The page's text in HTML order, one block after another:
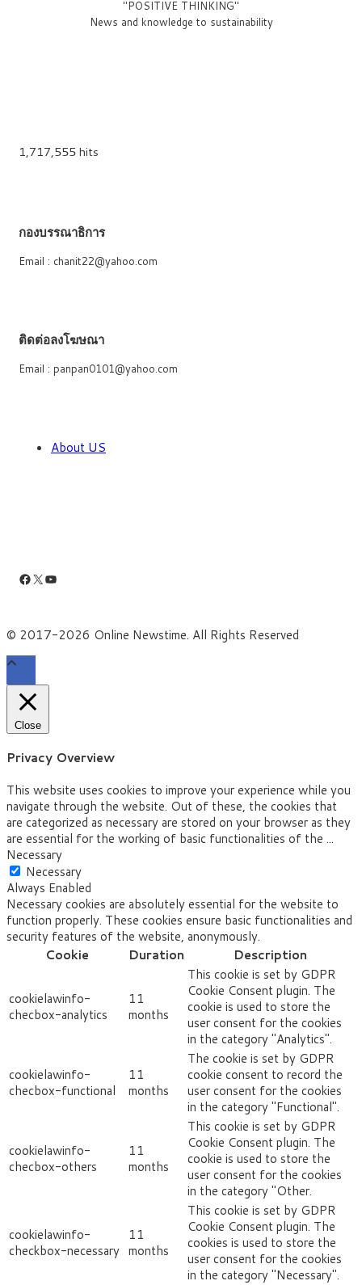
"POSITIVE THINKING"
News and knowledge to sustainability
1,717,555 hits
กองบรรณาธิการ
Email : chanit22@yahoo.com
ติดต่อลงโฆษณา
Email : panpan0101@yahoo.com
About US
Facebook
X YouTube
© 2017-2026 Online Newstime. All Rights Reserved
Close
Privacy Overview
This website uses cookies to improve your experience while you
navigate through the website. Out of these, the cookies that
are categorized as necessary are stored on your browser as they
are essential for the working of basic functionalities of the ...
Necessary
Necessary
Always Enabled
Necessary cookies are absolutely essential for the website to
function properly. These cookies ensure basic functionalities and
security features of the website, anonymously.
Cookie
Duration Description
cookielawinfo-
checbox-analytics
11
months
This cookie is set by GDPR
Cookie Consent plugin. The
cookie is used to store the
user consent for the cookies
in the category "Analytics".
cookielawinfo-
checbox-functional
11
months
The cookie is set by GDPR
cookie consent to record the
user consent for the cookies
in the category "Functional".
cookielawinfo-
checbox-others
11
months
This cookie is set by GDPR
Cookie Consent plugin. The
cookie is used to store the
user consent for the cookies
in the category "Other.
cookielawinfo-
checkbox-necessary
11
months
This cookie is set by GDPR
Cookie Consent plugin. The
cookies is used to store the
user consent for the cookies
in the category "Necessary".